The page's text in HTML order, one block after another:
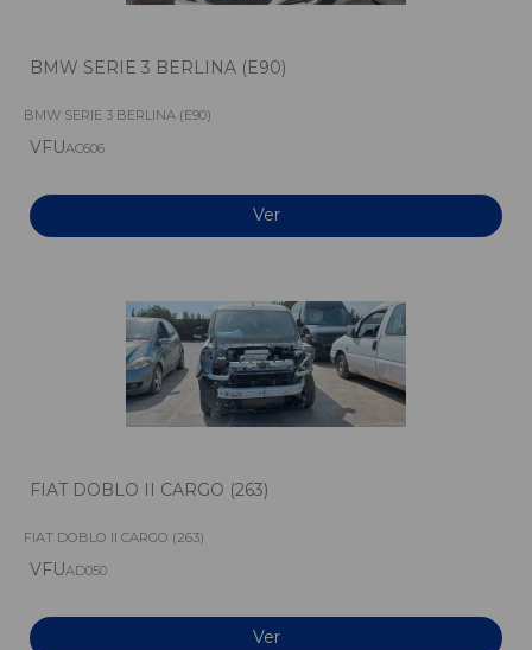
BMW SERIE 3 BERLINA (E90)
BMW SERIE 3 BERLINA (E90)
VFUAC606
Ver
FIAT DOBLO II CARGO (263)
FIAT DOBLO II CARGO (263)
VFUAD050
Ver